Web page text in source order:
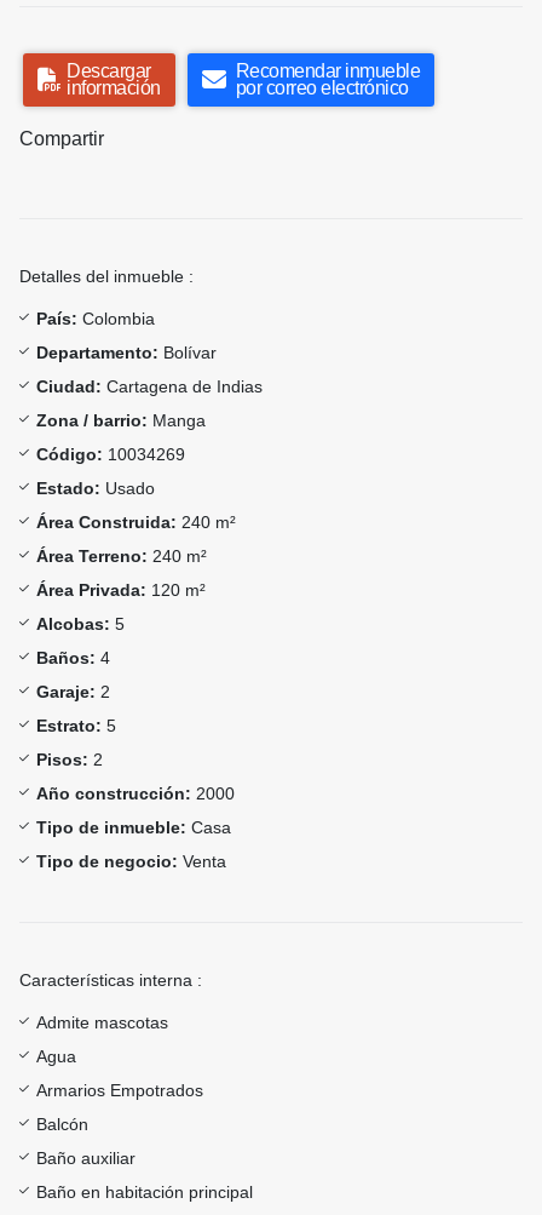
Descargar
información
Recomendar inmueble
por correo electrónico
Compartir
Detalles del inmueble :
País: Colombia
Departamento: Bolívar
Ciudad: Cartagena de Indias
Zona / barrio: Manga
Código: 10034269
Estado: Usado
Área Construida: 240 m²
Área Terreno: 240 m²
Área Privada: 120 m²
Alcobas: 5
Baños: 4
Garaje: 2
Estrato: 5
Pisos: 2
Año construcción: 2000
Tipo de inmueble: Casa
Tipo de negocio: Venta
Características interna :
Admite mascotas
Agua
Armarios Empotrados
Balcón
Baño auxiliar
Baño en habitación principal